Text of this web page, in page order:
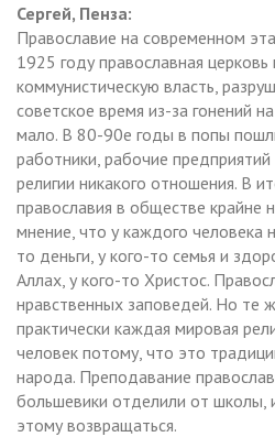
Сергей, Пенза:
Православие на современном
1925 году православная церковь
коммунистическую власть,
советское время из-за гонений
мало. В 80-90е годы в попы
работники, рабочие
религии никакого отношения. В
православия в обществе крайне
мнение, что у каждого человека
то деньги, у кого-то семья и
Аллах, у кого-то Христос.
нравственных заповедей. Но те
практически каждая мировая
человек потому, что это
народа. Преподавание
большевики отделили от школы,
этому возвращаться.